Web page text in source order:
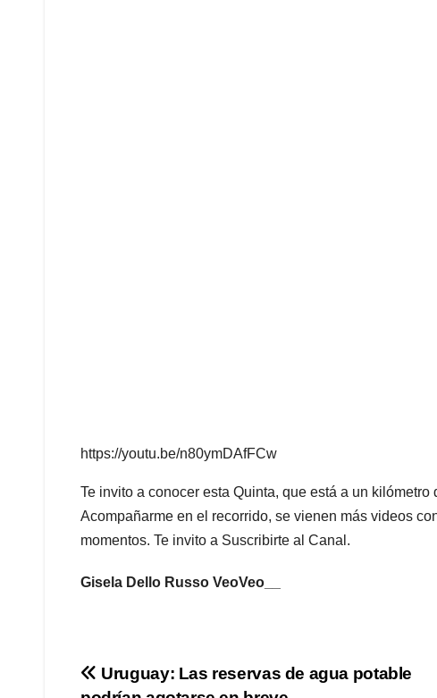
https://youtu.be/n80ymDAfFCw
Te invito a conocer esta Quinta, que está a un kilómetro
Acompañarme en el recorrido, se vienen más videos
momentos. Te invito a Suscribirte al Canal.
Gisela Dello Russo VeoVeo__
Navegación
Uruguay: Las reservas de agua potable